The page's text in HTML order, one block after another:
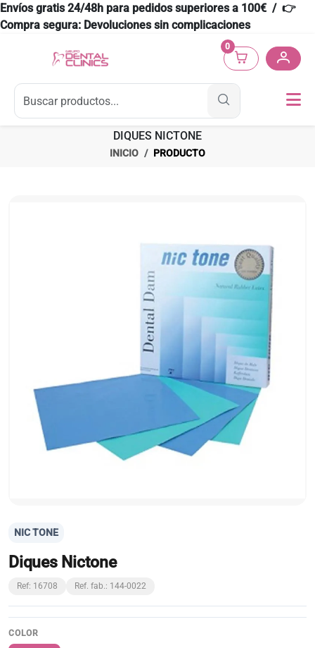
Envíos gratis 24/48h para pedidos superiores a 100€ / 👉
Compra segura: Devoluciones sin complicaciones
0
DIQUES NICTONE
INICIO PRODUCTO
NIC TONE
Diques Nictone
Ref: 16708 Ref. fab.: 144-0022
COLOR